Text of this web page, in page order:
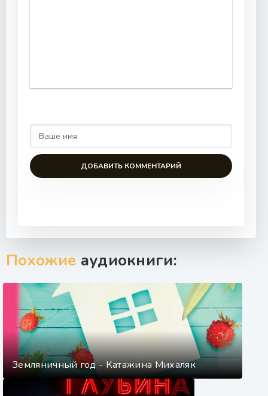
ДОБАВИТЬ КОММЕНТАРИЙ
Похожие аудиокниги:
Земляничный год - Катажина Михаляк